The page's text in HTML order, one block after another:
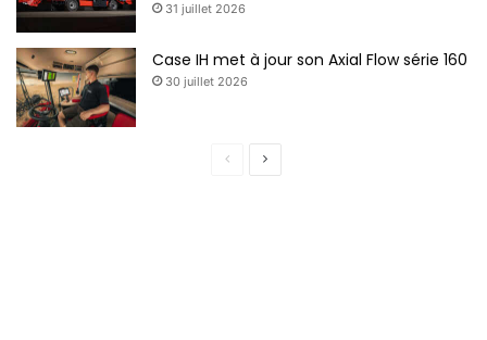
31 juillet 2026
Case IH met à jour son Axial Flow série 160
30 juillet 2026
Page
Page